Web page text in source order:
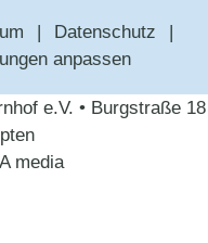
Datenschutz
anpassen
e.V. • Burgstraße 18
media